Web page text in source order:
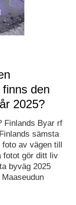
den
2025?
Finlands Byar rf
sämsta
av vägen till
fotot gör ditt liv
byväg 2025